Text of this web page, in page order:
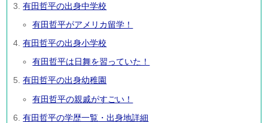
有田哲平の出身中学校
有田哲平がアメリカ留学！
有田哲平の出身小学校
有田哲平は日舞を習っていた！
有田哲平の出身幼稚園
有田哲平の親戚がすごい！
有田哲平の学歴一覧・出身地詳細